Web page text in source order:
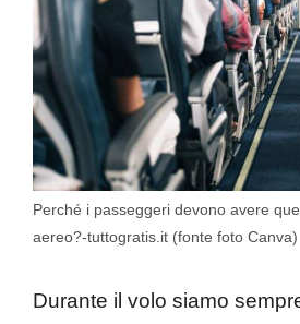
Perché i passeggeri devono avere
aereo?-tuttogratis.it (fonte foto Canva)
Durante il volo siamo